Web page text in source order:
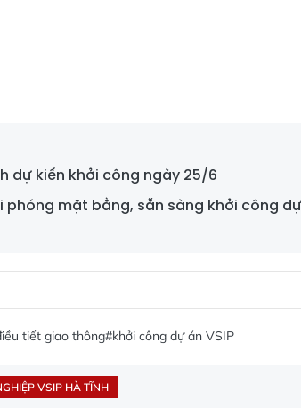
dự kiến khởi công ngày 25/6
mặt bằng, sẵn sàng khởi công dự
tiết giao thông#khởi công dự án VSIP
VSIP HÀ TĨNH